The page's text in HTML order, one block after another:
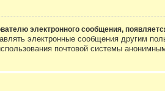
электронного сообщения,
электронные сообщения другим
почтовой системы